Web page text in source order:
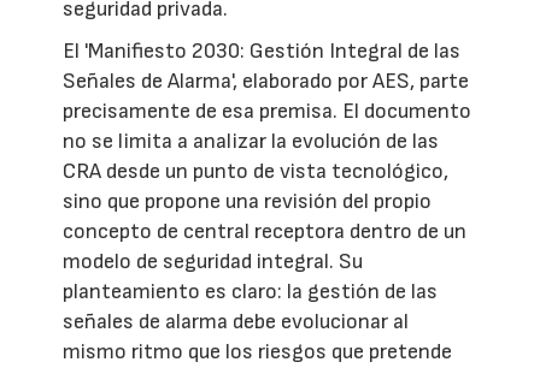
seguridad privada.
El 'Manifiesto 2030: Gestión Integral de las
Señales de Alarma', elaborado por AES, parte
precisamente de esa premisa. El documento
no se limita a analizar la evolución de las
CRA desde un punto de vista tecnológico,
sino que propone una revisión del propio
concepto de central receptora dentro de un
modelo de seguridad integral. Su
planteamiento es claro: la gestión de las
señales de alarma debe evolucionar al
mismo ritmo que los riesgos que pretende